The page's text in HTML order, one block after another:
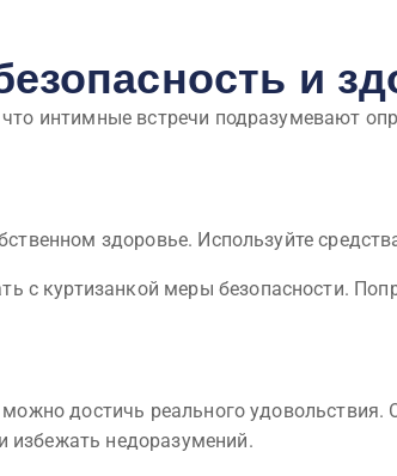
и
интимные встречи подразумевают
здоровье. Используйте
с куртизанкой меры безопасности.
достичь реального
избежать недоразумений.